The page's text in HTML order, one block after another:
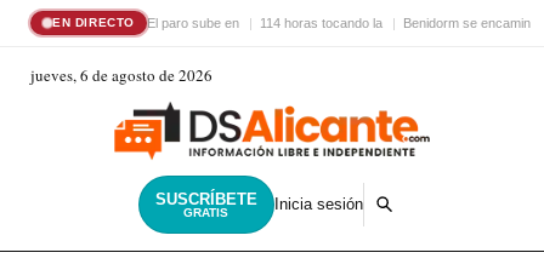
EN DIRECTO El paro sube en 114 horas tocando la Benidorm se encamina
jueves, 6 de agosto de 2026
SUSCRÍBETE
GRATIS Inicia sesión